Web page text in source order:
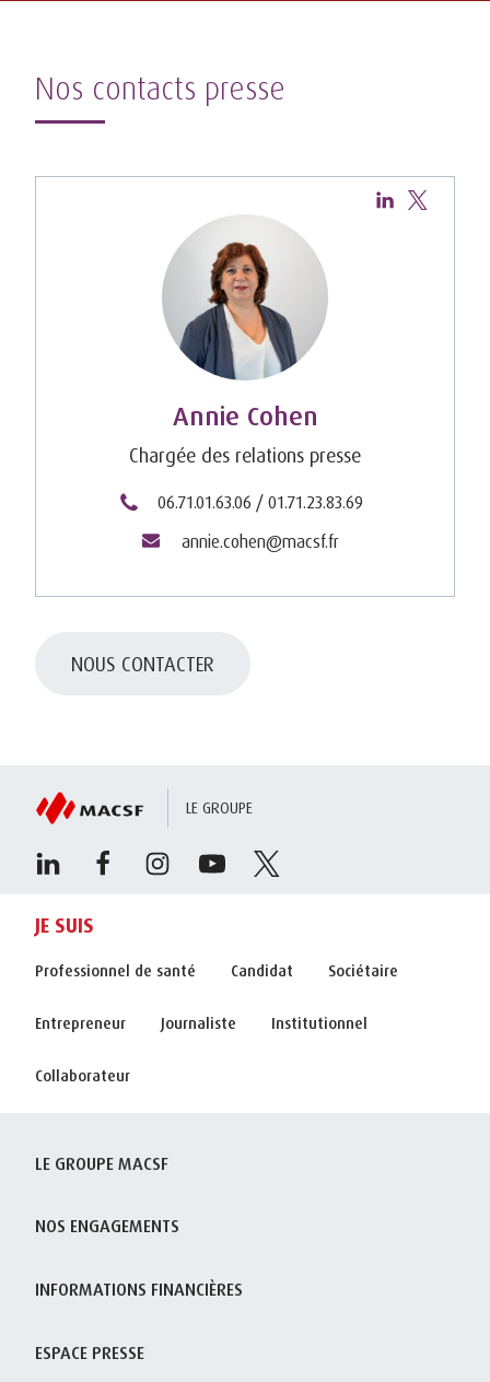
Nos contacts presse
Annie Cohen
Chargée des relations presse
06.71.01.63.06 / 01.71.23.83.69
annie.cohen@macsf.fr
NOUS CONTACTER
LE GROUPE
JE SUIS
Professionnel de santé Candidat Sociétaire
Entrepreneur Journaliste Institutionnel
Collaborateur
LE GROUPE MACSF
NOS ENGAGEMENTS
INFORMATIONS FINANCIÈRES
ESPACE PRESSE